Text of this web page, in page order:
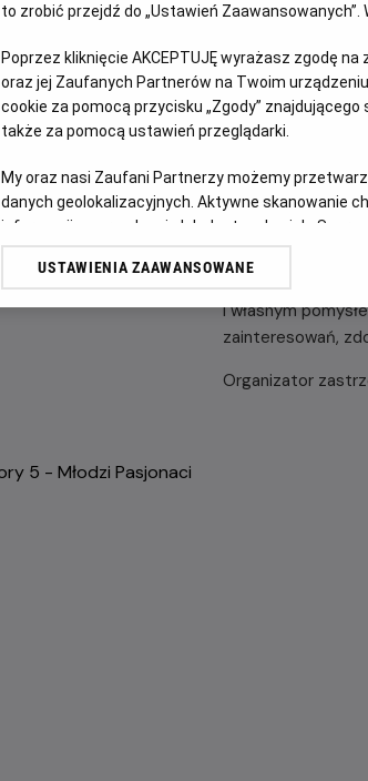
OPIS
„Młodzi
12:30 przed
sierpnia) w kinie
Dzieci i młodzież
podczas którego
obozu,
projektu sam
może
i własnym
zainteresowań,
Organizator
to zrobić przejdź do „Ustawień
Poprzez kliknięcie AKCEPTUJĘ wyrażasz zgodę
oraz jej Zaufanych Partnerów na Twoim
cookie za pomocą przycisku „Zgody”
także za pomocą ustawień przeglądarki.
My oraz nasi Zaufani Partnerzy możemy
danych geolokalizacyjnych. Aktywne skanowanie
informacji na urządzeniu lub dostęp do nich.
odbiorców i ulepszanie usług.
USTAWIENIA ZAAWANSOWANE